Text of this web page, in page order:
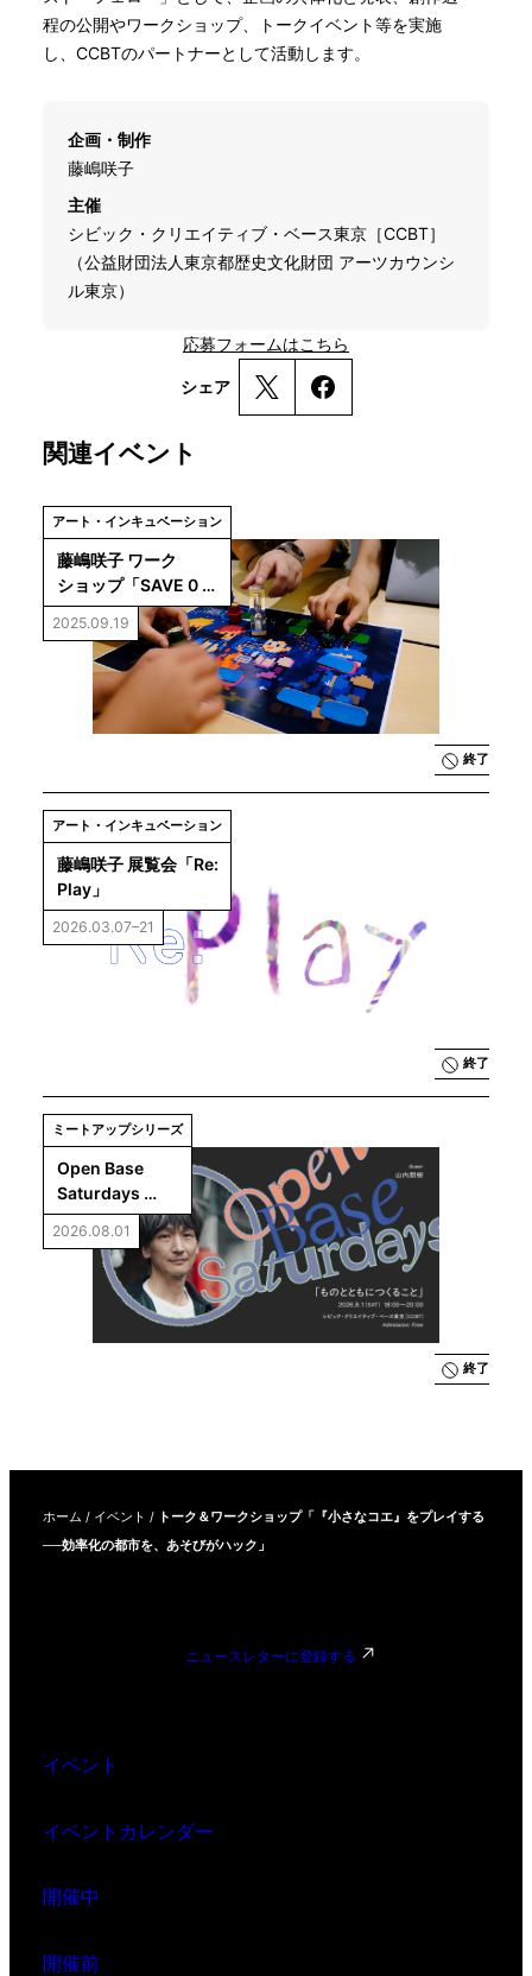
程の公開やワークショップ、トークイベント等を実施
し、CCBTのパートナーとして活動します。
企画・制作
藤嶋咲子
主催
シビック・クリエイティブ・ベース東京［CCBT］
（公益財団法人東京都歴史文化財団 アーツカウンシ
ル東京）
応募フォームはこちら
シェア
関連イベント
アート・インキュベーション
藤嶋咲子 ワーク
ショップ「SAVE 0 :
マインドクエスト」
2025.09.19
終了
アート・インキュベーション
藤嶋咲子 展覧会「Re:
Play」
2026.03.07–21
終了
ミートアップシリーズ
Open Base
Saturdays
#3「ものととも
につくること」
2026.08.01
終了
ホーム / イベント / トーク＆ワークショップ「『小さなコエ』をプレイする
──効率化の都市を、あそびがハック」
ニュースレターに登録する
イベント
イベントカレンダー
開催中
開催前